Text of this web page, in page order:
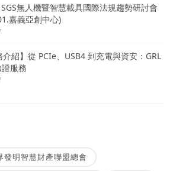
無人機暨智慧載具國際法規趨勢研討會
嘉義亞創中心)
介紹】從 PCIe、USB4 到充電與資安：GRL
服務
發明智慧財產聯盟總會